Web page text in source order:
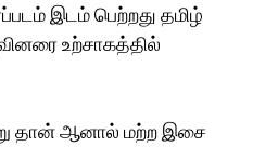
இடம் பெற்றது தமிழ்
உற்சாகத்தில்
தான் ஆனால் மற்ற இசை